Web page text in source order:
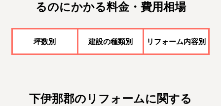
るのにかかる料金・費用相場
坪数別 建設の種類別 リフォーム内容別
下伊那郡のリフォームに関する